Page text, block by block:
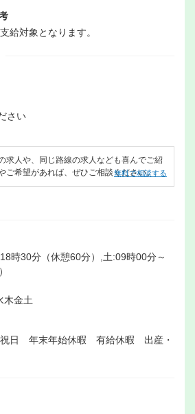
給対象となります。
さい
求人や、同じ路線の求人なども喜んでご紹
ご希望があれば、ぜひご相談ください。
無料で相談する
時30分（休憩60分）,土:09時00分～
木金土
日 年末年始休暇 有給休暇 出産・